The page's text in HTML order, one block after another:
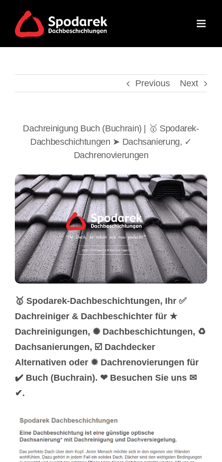
content
Previous Next
Dachreinigung Buch (Buchrain) | 🥇 Spodarek-
Dachbeschichtungen ➤ Dachsanierung, ✓
Dachrenovierungen
🥇 Spodarek-Dachbeschichtungen, Ihr ✅
Dachreiniger & Dachbeschichter für ★
Dachreinigungen, ✺ Dachbeschichtungen, ♻
Dachsanierungen, ☑️ Dachdecker
Alternativen oder ✹ Dachrenovierungen für
✔️ Buch (Buchrain). ❤ Besuchen Sie uns ✉
✔.